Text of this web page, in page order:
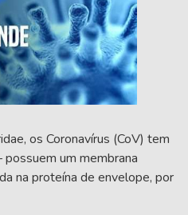
os Coronavírus (CoV) tem
um membrana
na proteína de envelope, por